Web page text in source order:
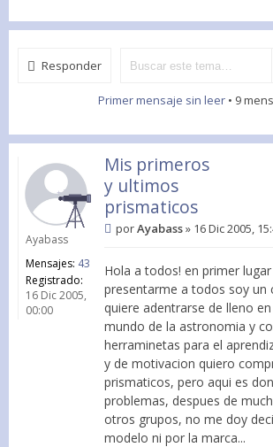
Responder
Primer mensaje sin leer • 9
Ayabass
Mensajes: 43
Registrado:
16 Dic 2005,
00:00
Mis primeros
y ultimos
prismaticos
porAyabass» 16 Dic 2005,
Hola a todos! en primer
presentarme a todos soy un
quiere adentrarse de lleno
mundo de la astronomia y
herraminetas para el
y de motivacion quiero
prismaticos, pero aqui es
problemas, despues de
otros grupos, no me doy
modelo ni por la marca...